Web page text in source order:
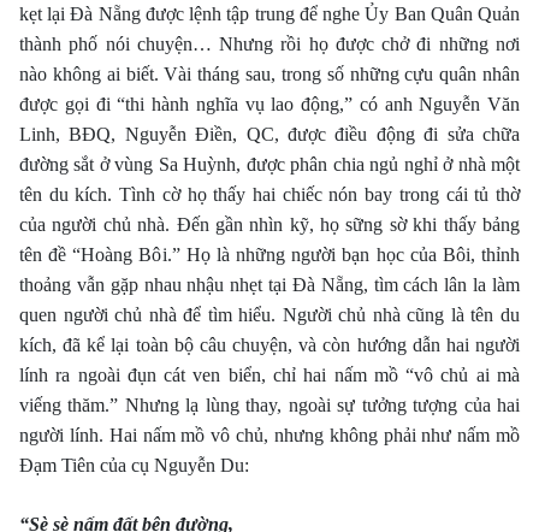
kẹt lại Ðà Nẵng được lệnh tập trung để nghe Ủy Ban Quân Quản
thành phố nói chuyện… Nhưng rồi họ được chở đi những nơi
nào không ai biết. Vài tháng sau, trong số những cựu quân nhân
được gọi đi “thi hành nghĩa vụ lao động,” có anh Nguyễn Văn
Linh, BÐQ, Nguyễn Ðiền, QC, được điều động đi sửa chữa
đường sắt ở vùng Sa Huỳnh, được phân chia ngủ nghỉ ở nhà một
tên du kích. Tình cờ họ thấy hai chiếc nón bay trong cái tủ thờ
của người chủ nhà. Ðến gần nhìn kỹ, họ sững sờ khi thấy bảng
tên đề “Hoàng Bôi.” Họ là những người bạn học của Bôi, thỉnh
thoảng vẫn gặp nhau nhậu nhẹt tại Ðà Nẵng, tìm cách lân la làm
quen người chủ nhà để tìm hiểu. Người chủ nhà cũng là tên du
kích, đã kể lại toàn bộ câu chuyện, và còn hướng dẫn hai người
lính ra ngoài đụn cát ven biển, chỉ hai nấm mồ “vô chủ ai mà
viếng thăm.” Nhưng lạ lùng thay, ngoài sự tưởng tượng của hai
người lính. Hai nấm mồ vô chủ, nhưng không phải như nấm mồ
Ðạm Tiên của cụ Nguyễn Du:
“Sè sè nấm đất bên đường,